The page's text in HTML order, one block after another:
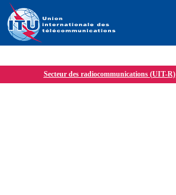
Secteur des radiocommunications (UIT-R)